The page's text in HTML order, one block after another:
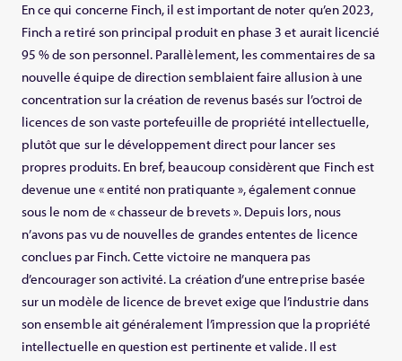
En ce qui concerne Finch, il est important de noter qu’en 2023,
Finch a retiré son principal produit en phase 3 et aurait licencié
95 % de son personnel. Parallèlement, les commentaires de sa
nouvelle équipe de direction semblaient faire allusion à une
concentration sur la création de revenus basés sur l’octroi de
licences de son vaste portefeuille de propriété intellectuelle,
plutôt que sur le développement direct pour lancer ses
propres produits. En bref, beaucoup considèrent que Finch est
devenue une « entité non pratiquante », également connue
sous le nom de « chasseur de brevets ». Depuis lors, nous
n’avons pas vu de nouvelles de grandes ententes de licence
conclues par Finch. Cette victoire ne manquera pas
d’encourager son activité. La création d’une entreprise basée
sur un modèle de licence de brevet exige que l’industrie dans
son ensemble ait généralement l’impression que la propriété
intellectuelle en question est pertinente et valide. Il est